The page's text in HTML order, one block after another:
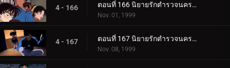
4 - 166 ตอนที่ 166 นิยายรักตำรวจนครบาลภาค 2 (ตอนแรก)
Nov. 01, 1999
4 - 167 ตอนที่ 167 นิยายรักตำรวจนครบาลภาค 2 (ตอนจบ)
Nov. 08, 1999